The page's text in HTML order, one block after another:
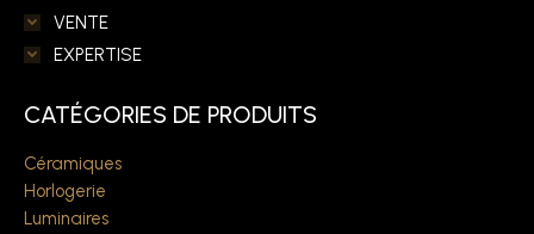
VENTE
EXPERTISE
CATÉGORIES DE PRODUITS
Céramiques
Horlogerie
Luminaires